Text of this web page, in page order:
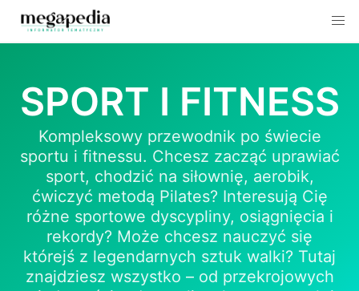
contentSPORT I FITNESS
Kompleksowy przewodnik po świecie
sportu i fitnessu. Chcesz zacząć uprawiać
sport, chodzić na siłownię, aerobik,
ćwiczyć metodą Pilates? Interesują Cię
różne sportowe dyscypliny, osiągnięcia i
rekordy? Może chcesz nauczyć się
którejś z legendarnych sztuk walki? Tutaj
znajdziesz wszystko – od przekrojowych